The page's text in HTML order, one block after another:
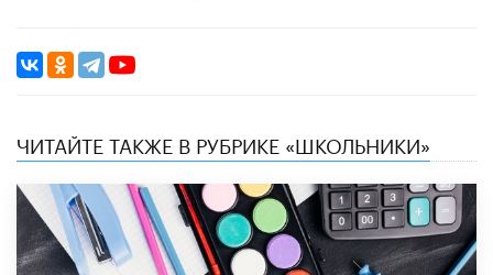
ЧИТАЙТЕ ТАКЖЕ В РУБРИКЕ «ШКОЛЬНИКИ»